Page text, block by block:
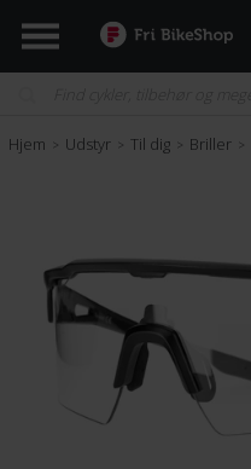
Hjem > Udstyr > Til dig > Briller >